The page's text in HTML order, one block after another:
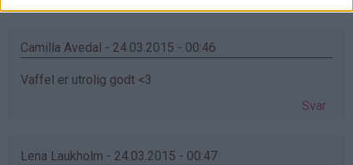
mia
bekreftet)
Camilla Avedal - 24.03.2015 - 00:46
Vaffel er utrolig godt <3
Svar
Lena Laukholm - 24.03.2015 - 00:47